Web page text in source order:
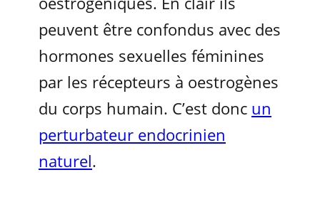
peuvent être confondus avec des
hormones sexuelles féminines
par les récepteurs à oestrogènes
du corps humain. C’est donc un
perturbateur endocrinien
naturel.